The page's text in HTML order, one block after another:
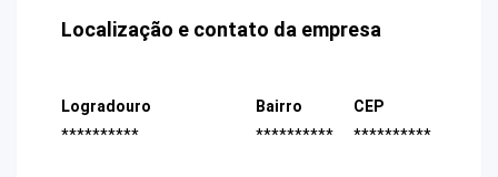
Localização e contato da empresa
Logradouro
**********
Bairro
**********
CEP
**********